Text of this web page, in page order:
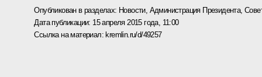
Опубликован в разделах: Новости, Администрация Президента,
Дата публикации: 15 апреля 2015 года, 11:00
Ссылка на материал:kremlin.ru/d/49257